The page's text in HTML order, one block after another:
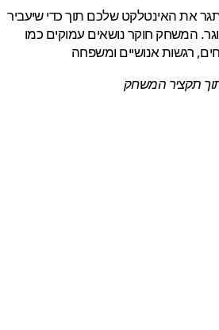
האינטלקט שלכם תוך כדי שיעביר
חוקר נושאים עמוקים כמו
אנושיים ומשפחה
המשחק